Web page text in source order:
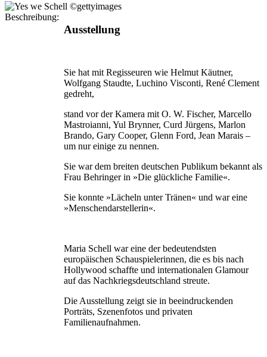
Beschreibung:
Ausstellung
Sie hat mit Regisseuren wie Helmut Käutner,
Wolfgang Staudte, Luchino Visconti, René Clement
gedreht,
stand vor der Kamera mit O. W. Fischer, Marcello
Mastroianni, Yul Brynner, Curd Jürgens, Marlon
Brando, Gary Cooper, Glenn Ford, Jean Marais –
um nur einige zu nennen.
Sie war dem breiten deutschen Publikum bekannt als
Frau Behringer in »Die glückliche Familie«.
Sie konnte »Lächeln unter Tränen« und war eine
»Menschendarstellerin«.
Maria Schell war eine der bedeutendsten
europäischen Schauspielerinnen, die es bis nach
Hollywood schaffte und internationalen Glamour
auf das Nachkriegsdeutschland streute.
Die Ausstellung zeigt sie in beeindruckenden
Porträts, Szenenfotos und privaten
Familienaufnahmen.